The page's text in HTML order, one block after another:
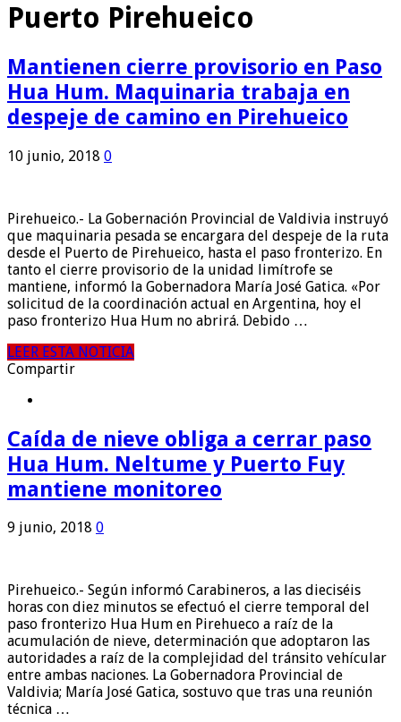
Puerto Pirehueico
Mantienen cierre provisorio en Paso
Hua Hum. Maquinaria trabaja en
despeje de camino en Pirehueico
10 junio, 2018 0
Pirehueico.- La Gobernación Provincial de Valdivia instruyó
que maquinaria pesada se encargara del despeje de la ruta
desde el Puerto de Pirehueico, hasta el paso fronterizo. En
tanto el cierre provisorio de la unidad limítrofe se
mantiene, informó la Gobernadora María José Gatica. «Por
solicitud de la coordinación actual en Argentina, hoy el
paso fronterizo Hua Hum no abrirá. Debido …
LEER ESTA NOTICIA
Compartir
Caída de nieve obliga a cerrar paso
Hua Hum. Neltume y Puerto Fuy
mantiene monitoreo
9 junio, 2018 0
Pirehueico.- Según informó Carabineros, a las dieciséis
horas con diez minutos se efectuó el cierre temporal del
paso fronterizo Hua Hum en Pirehueco a raíz de la
acumulación de nieve, determinación que adoptaron las
autoridades a raíz de la complejidad del tránsito vehícular
entre ambas naciones. La Gobernadora Provincial de
Valdivia; María José Gatica, sostuvo que tras una reunión
técnica …